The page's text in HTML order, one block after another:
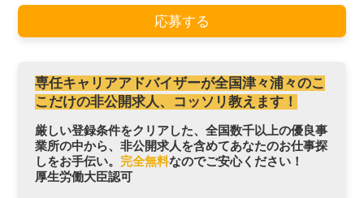
応募する
専任キャリアアドバイザーが全国津々浦々のこ
こだけの非公開求人、コッソリ教えます！
厳しい登録条件をクリアした、全国数千以上の優良事
業所の中から、非公開求人を含めてあなたのお仕事探
しをお手伝い。 完全無料なのでご安心ください！
厚生労働大臣認可